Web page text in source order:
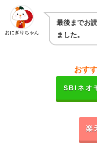
おにぎりちゃん
最後までお
ました。
おす
SBIネオ
楽